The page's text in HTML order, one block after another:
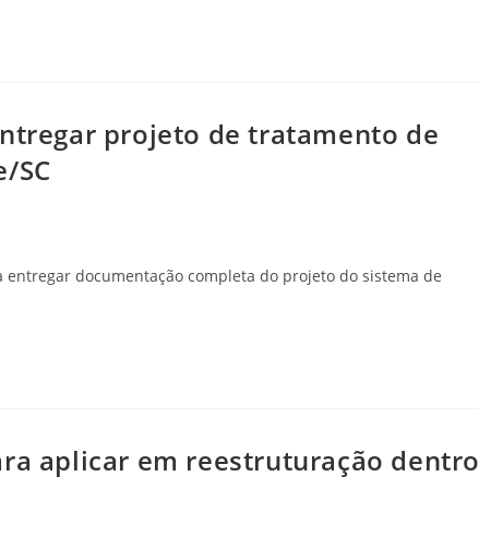
projeto de tratamento de
SC
documentação completa do projeto do sistema de
aplicar em reestruturação dentro